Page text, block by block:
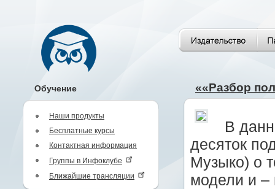
Обучение
Наши продукты
Бесплатные курсы
Контактная информация
Группы в Инфоклубе
Ближайшие трансляции
««Разбор
В
десяток
Музыко) о
модели и –